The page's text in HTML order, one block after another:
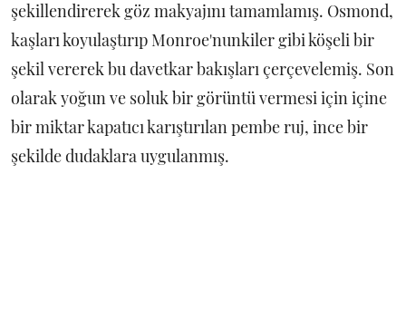
şekillendirerek göz makyajını tamamlamış. Osmond,
kaşları koyulaştırıp Monroe'nunkiler gibi köşeli bir
şekil vererek bu davetkar bakışları çerçevelemiş. Son
olarak yoğun ve soluk bir görüntü vermesi için içine
bir miktar kapatıcı karıştırılan pembe ruj, ince bir
şekilde dudaklara uygulanmış.